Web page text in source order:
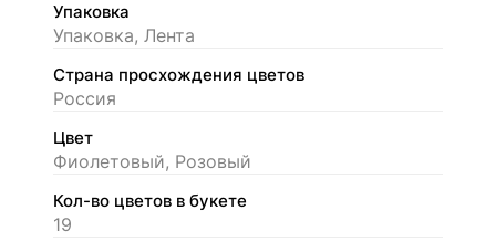
Упаковка
Упаковка, Лента
Страна просхождения цветов
Россия
Цвет
Фиолетовый, Розовый
Кол-во цветов в букете
19